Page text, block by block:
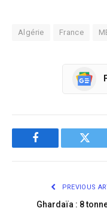
Algérie France
Facebook
PREVIOUS
Ghardaïa : 8